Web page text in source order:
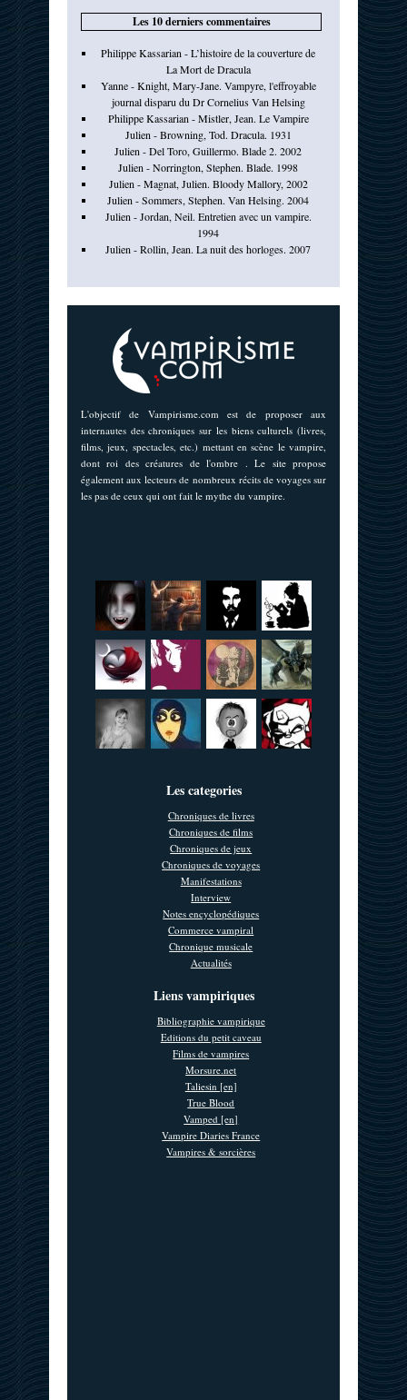
Les 10 derniers commentaires
Philippe Kassarian - L’histoire de la couverture de
La Mort de Dracula
Yanne - Knight, Mary-Jane. Vampyre, l'effroyable
journal disparu du Dr Cornelius Van Helsing
Philippe Kassarian - Mistler, Jean. Le Vampire
Julien - Browning, Tod. Dracula. 1931
Julien - Del Toro, Guillermo. Blade 2. 2002
Julien - Norrington, Stephen. Blade. 1998
Julien - Magnat, Julien. Bloody Mallory, 2002
Julien - Sommers, Stephen. Van Helsing. 2004
Julien - Jordan, Neil. Entretien avec un vampire.
1994
Julien - Rollin, Jean. La nuit des horloges. 2007
L'objectif de Vampirisme.com est de proposer aux
internautes des chroniques sur les biens culturels (livres,
films, jeux, spectacles, etc.) mettant en scène le vampire,
dont roi des créatures de l'ombre . Le site propose
également aux lecteurs de nombreux récits de voyages sur
les pas de ceux qui ont fait le mythe du vampire.
Les categories
Chroniques de livres
Chroniques de films
Chroniques de jeux
Chroniques de voyages
Manifestations
Interview
Notes encyclopédiques
Commerce vampiral
Chronique musicale
Actualités
Liens vampiriques
Bibliographie vampirique
Editions du petit caveau
Films de vampires
Morsure.net
Taliesin [en]
True Blood
Vamped [en]
Vampire Diaries France
Vampires & sorcières